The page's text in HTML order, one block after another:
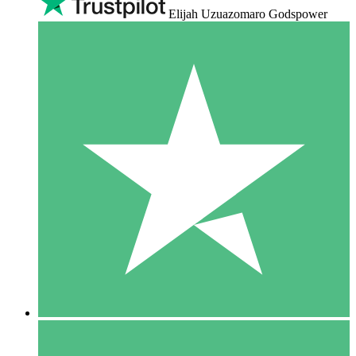
Elijah Uzuazomaro Godspower